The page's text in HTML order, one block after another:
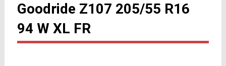
Goodride Z107 205/55 R16
94 W XL FR